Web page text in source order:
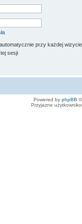
przy każdej wizycie
sesji
Powered by phpBB
Przyjazne